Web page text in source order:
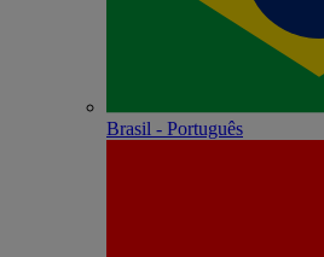
Brasil - Português